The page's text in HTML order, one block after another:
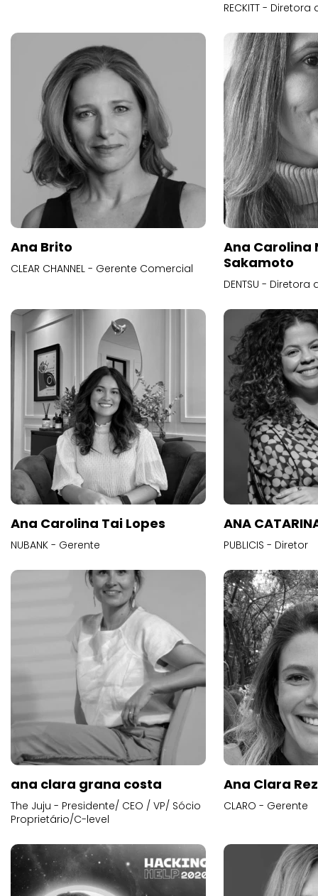
RECKITT -
Ana Brito
CLEAR CHANNEL - Gerente Comercial
Ana Carolina
Sakamoto
DENTSU -
Ana Carolina Tai Lopes
NUBANK - Gerente
ANA
PUBLICIS - Diretor
ana clara grana costa
The Juju - Presidente/ CEO / VP/ Sócio
Proprietário/C-level
Ana Clara
CLARO - Gerente